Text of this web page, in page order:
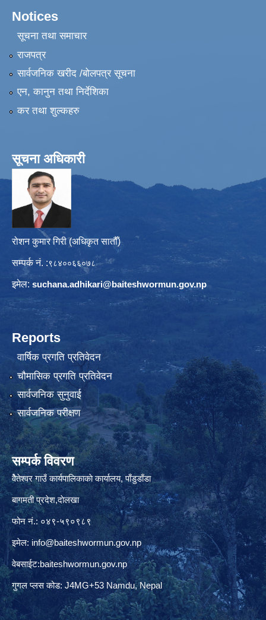
Notices
सूचना तथा समाचार
राजपत्र
सार्वजनिक खरीद /बोलपत्र सूचना
एन, कानुन तथा निर्देशिका
कर तथा शुल्कहरु
सूचना अधिकारी
रोशन कुमार गिरी (अधिकृत सातौँ)
सम्पर्क नं. :९८४००६६०७८
इमेल: suchana.adhikari@baiteshwormun.gov.np
Reports
वार्षिक प्रगति प्रतिवेदन
चौमासिक प्रगति प्रतिवेदन
सार्वजनिक सुनुवाई
सार्वजनिक परीक्षण
सम्पर्क विवरण
वैेतेश्वर गाउँ कार्यपालिकाकाे कार्यालय, पाँडुडाँडा
बागमती‌ प्रदेश,दाेलखा
फोन नं.: ०४९-५९०९८९
इमेल: info@baiteshwormun.gov.np
वेबसाईट:baiteshwormun.gov.np
गुगल प्लस कोड: J4MG+53 Namdu, Nepal